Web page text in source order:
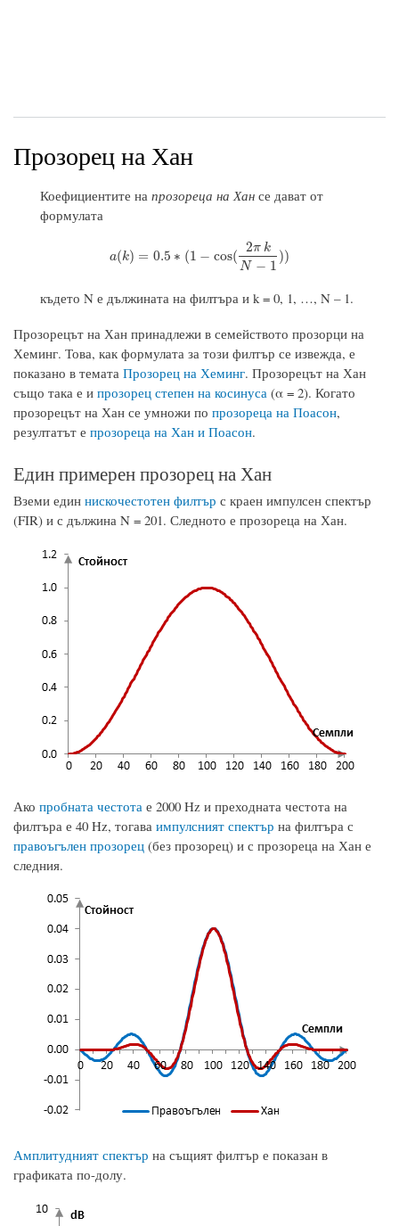
Прозорец на Хан
Коефициентите на прозореца на Хан се дават от
формулата
a(k) = 0.5 ∗ (1 − cos(
2π k
N − 1
))
a( k) =0.5 ∗( 1− cos(2πkN−1))
където N е дължината на филтъра и k = 0, 1, …, N – 1.
Прозорецът на Хан принадлежи в семейството прозорци на
Хеминг. Това, как формулата за този филтър се извежда, е
показано в темата Прозорец на Хеминг. Прозорецът на Хан
също така е и прозорец степен на косинуса (α = 2). Когато
прозорецът на Хан се умножи по прозореца на Поасон,
резултатът е прозореца на Хан и Поасон.
Един примерен прозорец на Хан
Вземи един нискочестотен филтър с краен импулсен спектър
(FIR) и с дължина N = 201. Следното е прозореца на Хан.
Ако пробната честота е 2000 Hz и преходната честота на
филтъра е 40 Hz, тогава импулсният спектър на филтъра с
правоъгълен прозорец (без прозорец) и с прозореца на Хан е
следния.
Амплитудният спектър на същият филтър е показан в
графиката по-долу.